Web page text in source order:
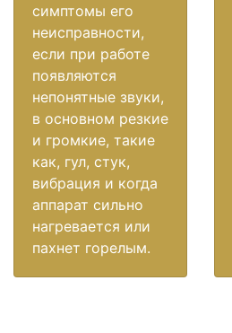
симптомы его
неисправности,
если при работе
появляются
непонятные звуки,
в основном резкие
и громкие, такие
как, гул, стук,
вибрация и когда
аппарат сильно
нагревается или
пахнет горелым.